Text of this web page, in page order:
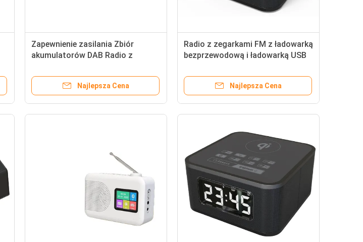
Zapewnienie zasilania Zbiór
akumulatorów DAB Radio z
Najlepsza Cena
Radio z zegarkami FM z ładowarką
bezprzewodową i ładowarką USB
Najlepsza Cena